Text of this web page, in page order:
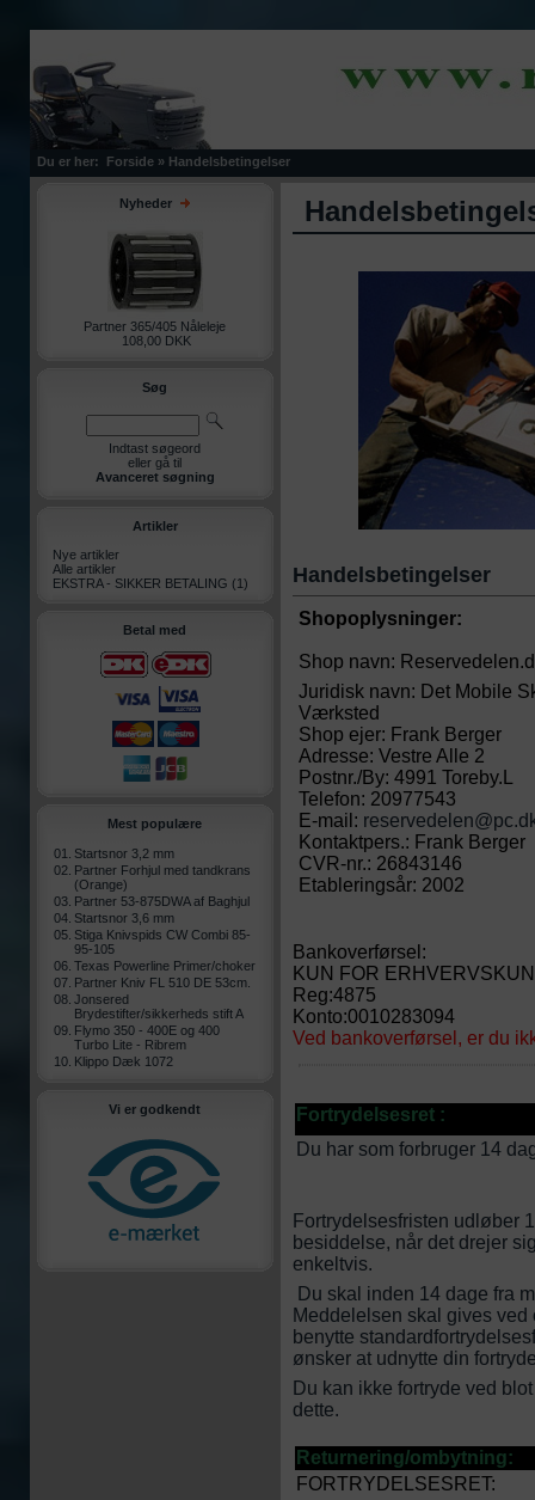
Du er her: Forside » Handelsbetingelser
Nyheder
Partner 365/405 Nåleleje
108,00 DKK
Søg
Indtast søgeord
eller gå til
Avanceret søgning
Artikler
Nye artikler
Alle artikler
EKSTRA - SIKKER BETALING (1)
Betal med
Mest populære
01.
Startsnor 3,2 mm
02. Partner Forhjul med tandkrans
(Orange)
03. Partner 53-875DWA af Baghjul
04. Startsnor 3,6 mm
05. Stiga Knivspids CW Combi 85-
95-105
06. Texas Powerline Primer/choker
07. Partner Kniv FL 510 DE 53cm.
08. Jonsered
Brydestifter/sikkerheds stift A
09. Flymo 350 - 400E og 400
Turbo Lite - Ribrem
10. Klippo Dæk 1072
Vi er godkendt
Handelsbetingelser
Shopoplysninger:
Shop navn:
Juridisk navn: Det Mobile
Værksted
Shop ejer: Frank Berger
Adresse: Vestre Alle 2
Postnr./By: 4991 Toreby.L
Telefon: 20977543
E-mail:
Kontaktpers.: Frank Berger
CVR-nr.: 26843146
Etableringsår: 2002
Bankoverførsel:
KUN FOR
Reg:4875
Konto:0010283094
Ved bankoverførsel, er du
Fortrydelsesret :
Du har som forbruger 14
Fortrydelsesfristen udløber
besiddelse, når det drejer
enkeltvis.
Du skal inden 14 dage fra
Meddelelsen skal gives
benytte
ønsker at udnytte din
Du kan ikke fortryde ved
dette.
Returnering/ombytning:
FORTRYDELSESRET: